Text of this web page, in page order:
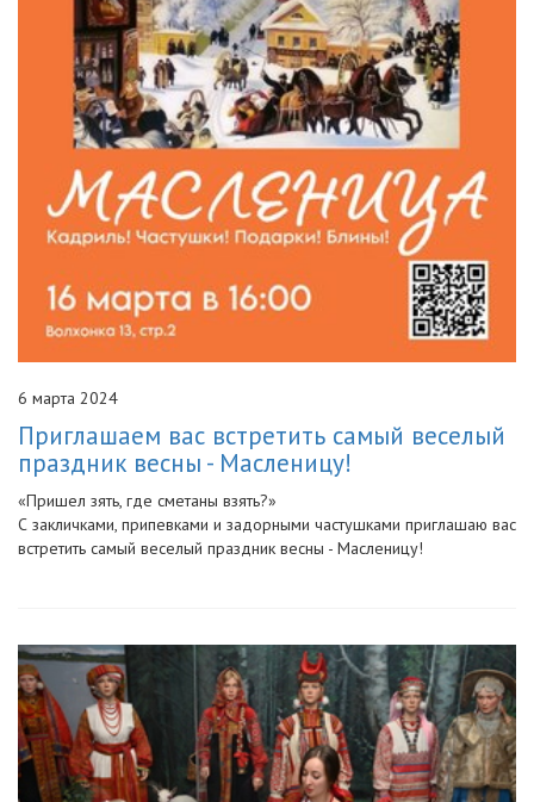
6 марта 2024
Приглашаем вас встретить самый веселый
праздник весны - Масленицу!
«Пришел зять, где сметаны взять?»
С закличками, припевками и задорными частушками приглашаю вас
встретить самый веселый праздник весны - Масленицу!